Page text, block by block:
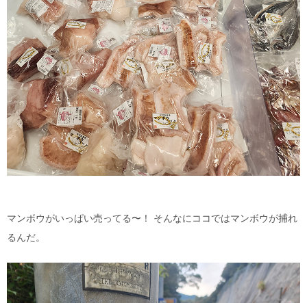
マンボウがいっぱい売ってる〜！ そんなにココではマンボウが捕れ
るんだ。